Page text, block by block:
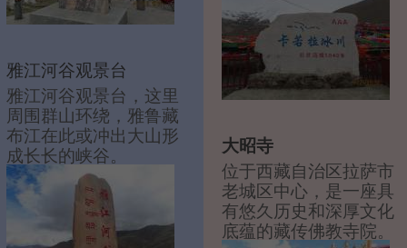
雅江河谷观景台
雅江河谷观景台，这里
周围群山环绕，雅鲁藏
布江在此或冲出大山形
成长长的峡谷。
大昭寺
位于西藏自治区拉萨市
老城区中心，是一座具
有悠久历史和深厚文化
底蕴的藏传佛教寺院。